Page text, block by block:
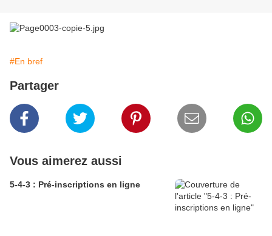
#En bref
Partager
Vous aimerez aussi
5-4-3 : Pré-inscriptions en ligne